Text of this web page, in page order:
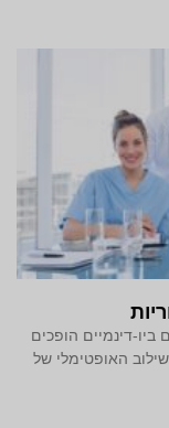
דינמיים הופכים
האופטימלי של